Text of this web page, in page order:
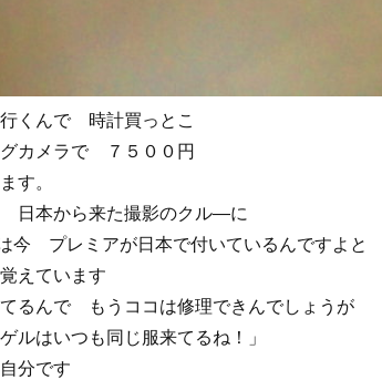
くんで 時計買っとこ
カメラで ７５００円
す。
本から来た撮影のクル―に
今 プレミアが日本で付いているんですよと
えています
るんで もうココは修理できんでしょうが
はいつも同じ服来てるね！」
自分です